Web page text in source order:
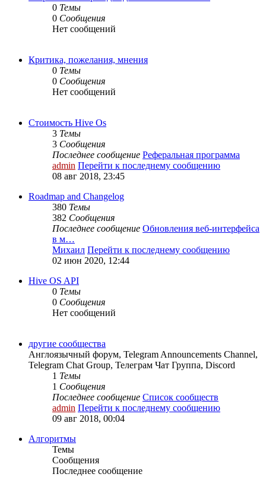
0 Темы
0 Сообщения
Нет сообщений
Критика, пожелания, мнения
0 Темы
0 Сообщения
Нет сообщений
Стоимость Hive Os
3 Темы
3 Сообщения
Последнее сообщение Реферальная программа
admin Перейти к последнему сообщению
08 авг 2018, 23:45
Roadmap and Changelog
380 Темы
382 Сообщения
Последнее сообщение Обновления веб-интерфейса
в м…
Михаил Перейти к последнему сообщению
02 июн 2020, 12:44
Hive OS API
0 Темы
0 Сообщения
Нет сообщений
другие сообщества
Англоязычный форум, Telegram Announcements Channel,
Telegram Chat Group, Телеграм Чат Группа, Discord
1 Темы
1 Сообщения
Последнее сообщение Список сообществ
admin Перейти к последнему сообщению
09 авг 2018, 00:04
Алгоритмы
Темы
Сообщения
Последнее сообщение